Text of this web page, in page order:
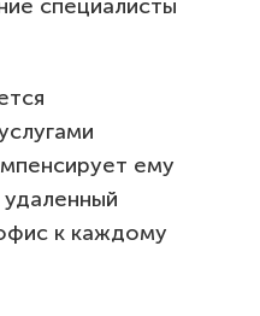
специалисты
ему
к каждому